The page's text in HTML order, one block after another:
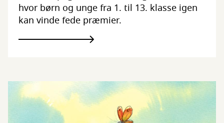
hvor børn og unge fra 1. til 13. klasse igen
kan vinde fede præmier.